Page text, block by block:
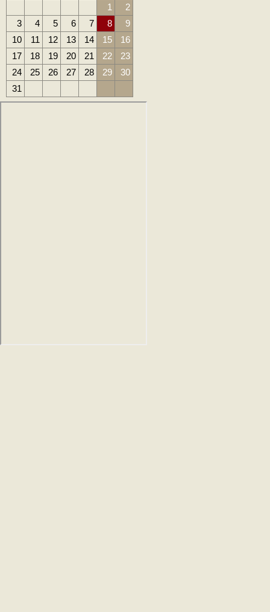
1
2
3
4 5 6 7 8
9
10
11 12 13 14 15
16
17
18 19 20 21 22
23
24
25 26 27 28 29
30
31